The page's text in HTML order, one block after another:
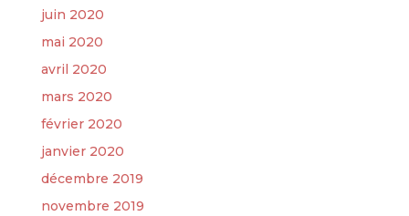
juin 2020
mai 2020
avril 2020
mars 2020
février 2020
janvier 2020
décembre 2019
novembre 2019